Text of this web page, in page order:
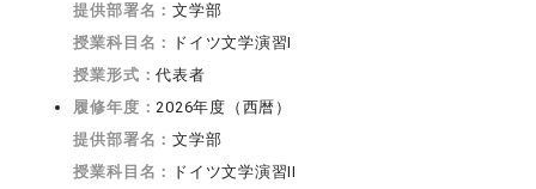
提供部署名：文学部
授業科目名：
ドイツ文学演習I
授業形式：代表者
履修年度：2026年度（西暦）
提供部署名：文学部
授業科目名：
ドイツ文学演習II